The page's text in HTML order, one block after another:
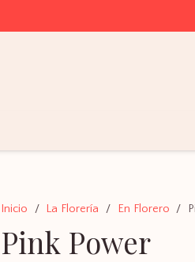
Inicio / La Florería / En Florero /
Pink Power